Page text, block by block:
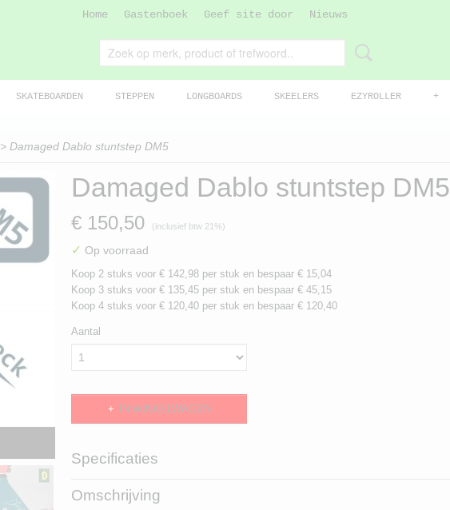
Home Gastenboek Geef site door Nieuws
SKATEBOARDEN STEPPEN LONGBOARDS SKEELERS EZYROLLER +
> Damaged Dablo stuntstep DM5
Damaged Dablo stuntstep DM5
€ 150,50 (inclusief btw 21%)
✓ Op voorraad
Koop 2 stuks voor € 142,98 per stuk en bespaar € 15,04
Koop 3 stuks voor € 135,45 per stuk en bespaar € 45,15
Koop 4 stuks voor € 120,40 per stuk en bespaar € 120,40
Aantal
IN WINKELWAGEN
Specificaties
Productcode
EAN code
Omschrijving